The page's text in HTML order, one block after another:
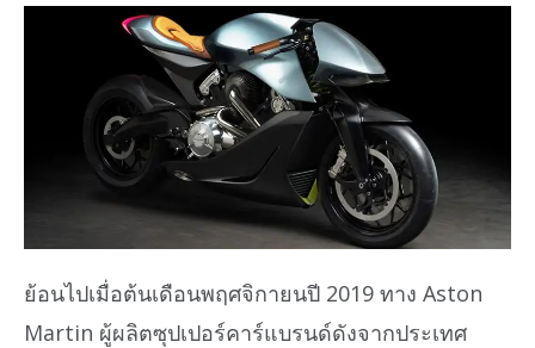
ย้อนไปเมื่อต้นเดือนพฤศจิกายนปี 2019 ทาง Aston
Martin ผู้ผลิตซุปเปอร์คาร์แบรนด์ดังจากประเทศ